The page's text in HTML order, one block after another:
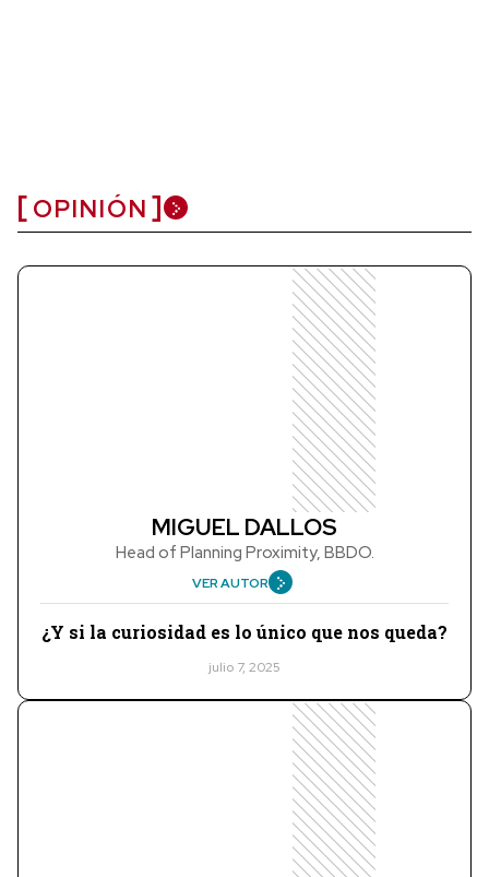
OPINIÓN
MIGUEL DALLOS
Head of Planning Proximity, BBDO.
VER AUTOR
¿Y si la curiosidad es lo único que nos queda?
julio 7, 2025